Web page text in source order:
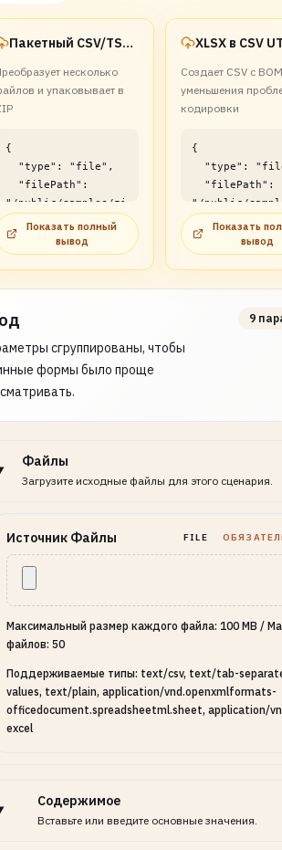
Пакетный CSV/TSV в XLSX
несколько
и упаковывает в
{
"/public/samples/zi
p/xlsx-csv-batch-
converter-
example1.zip"
Показать полный
вывод
Создает CSV с
уменьшения
кодировки
{
"/public/
v/xlsx-csv-
converter-
example2.csv"
Показать
вывод
сгруппированы, чтобы
формы было проще
9
Файлы
Загрузите исходные файлы для этого сценария.
Источник Файлы FILE
Максимальный размер каждого файла: 100 MB /
файлов: 50
Поддерживаемые типы: text/csv, text/tab-
values, text/plain, application/vnd.openxmlformats-
officedocument.spreadsheetml.sheet, application/
excel
Содержимое
Вставьте или введите основные значения.